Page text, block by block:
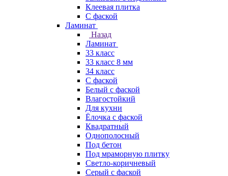
Клеевая плитка
С фаской
Ламинат
Назад
Ламинат
33 класс
33 класс 8 мм
34 класс
C фаской
Белый с фаской
Влагостойкий
Для кухни
Ёлочка с фаской
Квадратный
Однополосный
Под бетон
Под мраморную плитку
Светло-коричневый
Серый с фаской